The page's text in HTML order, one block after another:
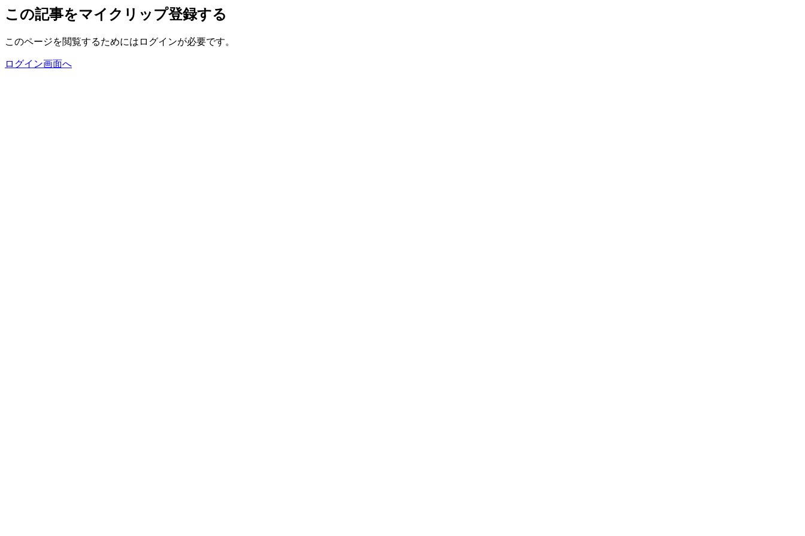
この記事をマイクリップ登録する
このページを閲覧するためにはログインが必要です。
ログイン画面へ